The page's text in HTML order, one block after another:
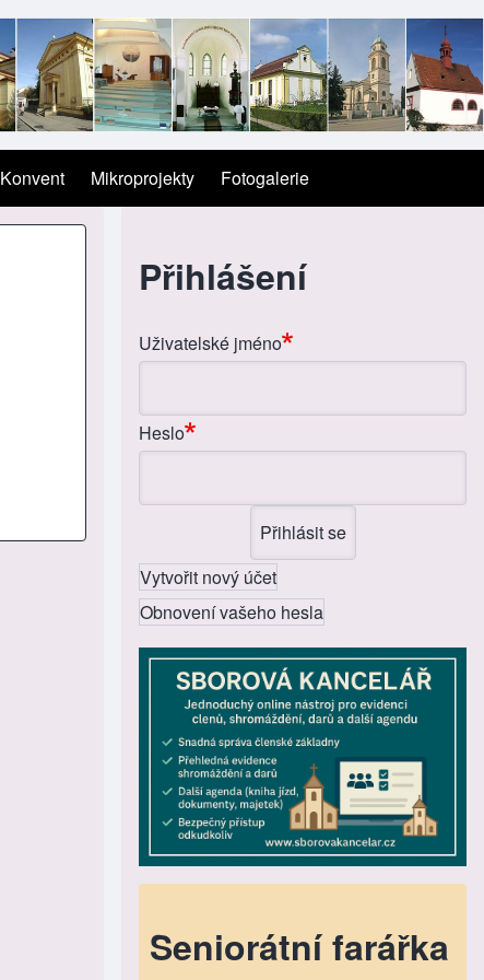
Konvent Mikroprojekty Fotogalerie
Přihlášení
Uživatelské jméno
Heslo
Vytvořit nový účet
Obnovení vašeho hesla
Seniorátní farářka